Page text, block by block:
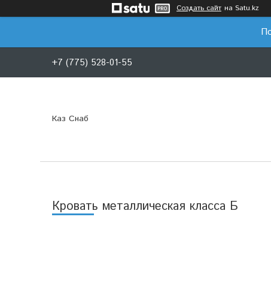
Создать сайт на Satu.kz
+7 (775) 528-01-55
Каз Снаб
Кровать металлическая класса Б